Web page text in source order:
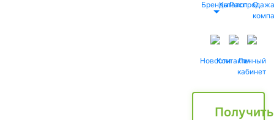
БрендыКаталог
Распродажа
О
НовостиКонтактыЛичный
кабинет
Получить